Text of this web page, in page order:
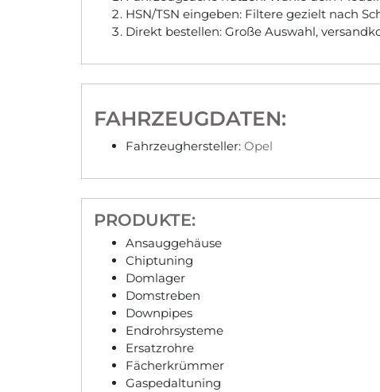
HSN/TSN eingeben: Filtere gezielt nach
Direkt bestellen: Große Auswahl,
FAHRZEUGDATEN:
Fahrzeughersteller: Opel
PRODUKTE:
Ansauggehäuse
Chiptuning
Domlager
Domstreben
Downpipes
Endrohrsysteme
Ersatzrohre
Fächerkrümmer
Gaspedaltuning